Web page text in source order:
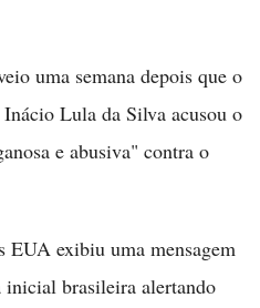
uma semana depois que o
Lula da Silva acusou o
e abusiva" contra o
EUA exibiu uma mensagem
inicial brasileira alertando